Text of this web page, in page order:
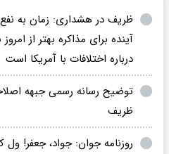
ظریف در هشداری: زمان به
آینده برای مذاکره بهتر از
درباره اختلافات با آمریکا است
توضیح رسانه رسمی جبهه
ظریف
روزنامه جوان: جواد، جعفر! ول